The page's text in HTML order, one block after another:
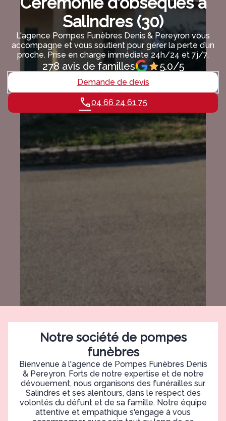
Salindres (30)
L'agence Pompes Funèbres Denis & Pereyron vous
accompagne et vous soutient pour gérer la perte d’un
proche. Prise en charge immédiate 24h/24 et 7j/7.
278 avis de familles 5.0/5
Demande de devis
04 66 24 61 75
Notre société de pompes
funèbres
Bienvenue à l'agence de Pompes Funèbres Denis
& Pereyron. Forts de notre expertise et de notre
dévouement, nous organisons des funérailles sur
Salindres et ses alentours, dans le respect des
volontés du défunt et de sa famille. Notre équipe
attentive et empathique s'engage à vous